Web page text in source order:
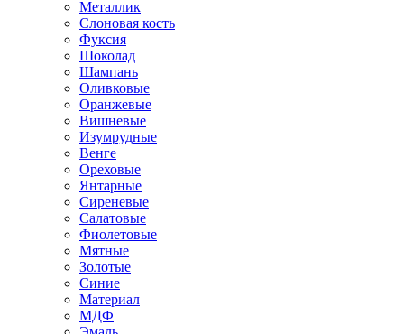
Металлик
Слоновая кость
Фуксия
Шоколад
Шампань
Оливковые
Оранжевые
Вишневые
Изумрудные
Венге
Ореховые
Янтарные
Сиреневые
Салатовые
Фиолетовые
Мятные
Золотые
Синие
Материал
МДФ